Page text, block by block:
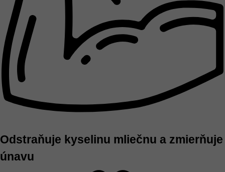
Odstraňuje kyselinu mliečnu a zmierňuje
únavu